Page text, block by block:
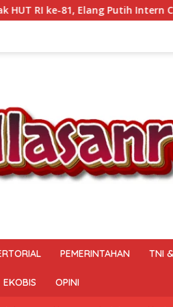
II Digelar, 65 Pesilat
PEMERINTAHAN TNI
EKOBIS OPINI